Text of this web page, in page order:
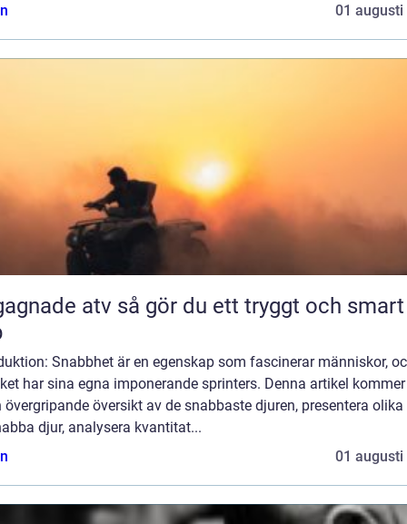
01 augusti
atv så gör du ett tryggt och smart
Snabbhet är en egenskap som fascinerar människor,
har sina egna imponerande sprinters. Denna artikel
övergripande översikt av de snabbaste djuren, presentera olika
djur, analysera kvantitat...
01 augusti